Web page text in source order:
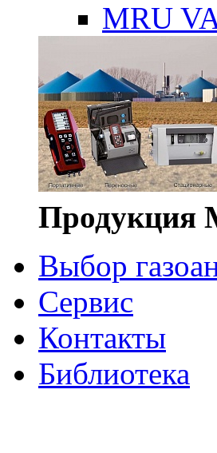
MRU
Продукция
Выбор
Сервис
Контакты
Библиотека